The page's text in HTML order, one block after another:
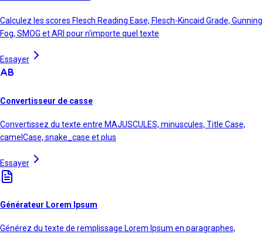
Calculez les scores Flesch Reading Ease, Flesch-Kincaid Grade, Gunning
Fog, SMOG et ARI pour n'importe quel texte
Essayer
Convertisseur de casse
Convertissez du texte entre MAJUSCULES, minuscules, Title Case,
camelCase, snake_case et plus
Essayer
Générateur Lorem Ipsum
Générez du texte de remplissage Lorem Ipsum en paragraphes,